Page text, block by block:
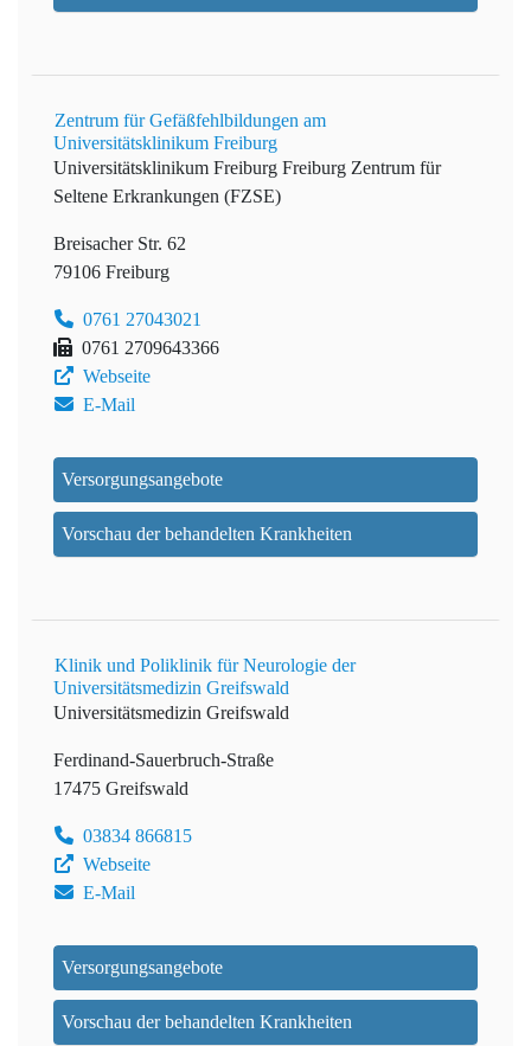
Zentrum für Gefäßfehlbildungen am
Universitätsklinikum Freiburg
Universitätsklinikum Freiburg Freiburg Zentrum für
Seltene Erkrankungen (FZSE)
Breisacher Str. 62
79106 Freiburg
0761 27043021
0761 2709643366
Webseite
E-Mail
Versorgungsangebote
Vorschau der behandelten Krankheiten
Klinik und Poliklinik für Neurologie der
Universitätsmedizin Greifswald
Universitätsmedizin Greifswald
Ferdinand-Sauerbruch-Straße
17475 Greifswald
03834 866815
Webseite
E-Mail
Versorgungsangebote
Vorschau der behandelten Krankheiten